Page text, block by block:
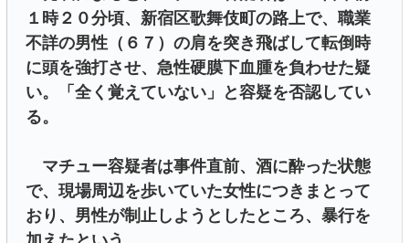
１時２０分頃、新宿区歌舞伎町の路上で、職業
不詳の男性（６７）の肩を突き飛ばして転倒時
に頭を強打させ、急性硬膜下血腫を負わせた疑
い。
「全く覚えていない」と容疑を否認してい
る。
マチュー容疑者は事件直前、酒に酔った状態
で、現場周辺を歩いていた女性につきまとって
おり、男性が制止しようとしたところ、暴行を